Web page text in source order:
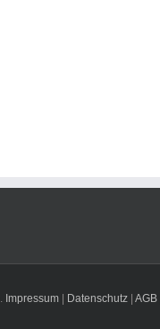
Impressum | Datenschutz | AGB